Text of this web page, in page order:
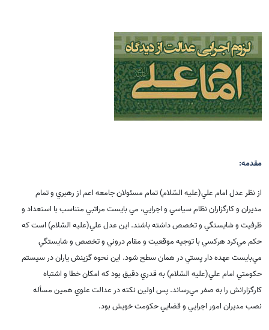
مقدمه:
از نظر عدل امام علي(علیه السّلام) تمام مسئولان جامعه اعم از رهبري و تمام
مديران و كارگزاران نظام سياسي و اجرايي، مي بايست مراتبي متناسب با استعداد و
ظرفيت و شايستگي و تخصص داشته باشند. اين عدل علي(علیه السّلام) است كه
حكم مي‌كرد هركسي با توجيه موقعيت و مقام دروني و تخصص و شايستگي
مي‌بايست عهده دار پستي در همان سطح شود. اين نحوه گزينش ياران در سيستم
حکومتي امام علي(علیه السّلام) به قدري دقيق بود که امکان خطا و اشتباه
کارگزارانش را به صفر مي‌رساند. پس اولين نکته در عدالت علوي همين مسأله
نصب مديران امور اجرايي و قضايي حکومت خويش بود.